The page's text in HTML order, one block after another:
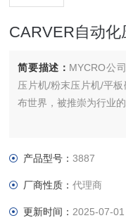
CARVER自动化
简要描述： MYCRO公
压片机/粉末压片机/平
布世界，被推崇为行业的
产品型号：3887
厂商性质：代理商
更新时间： 2025-07-01